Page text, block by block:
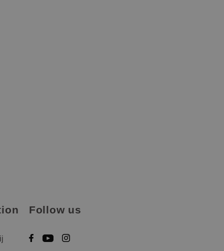
Follow us